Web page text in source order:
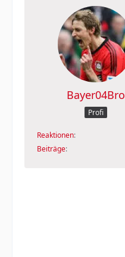
Bayer04Bro
Profi
Reaktionen
Beiträge